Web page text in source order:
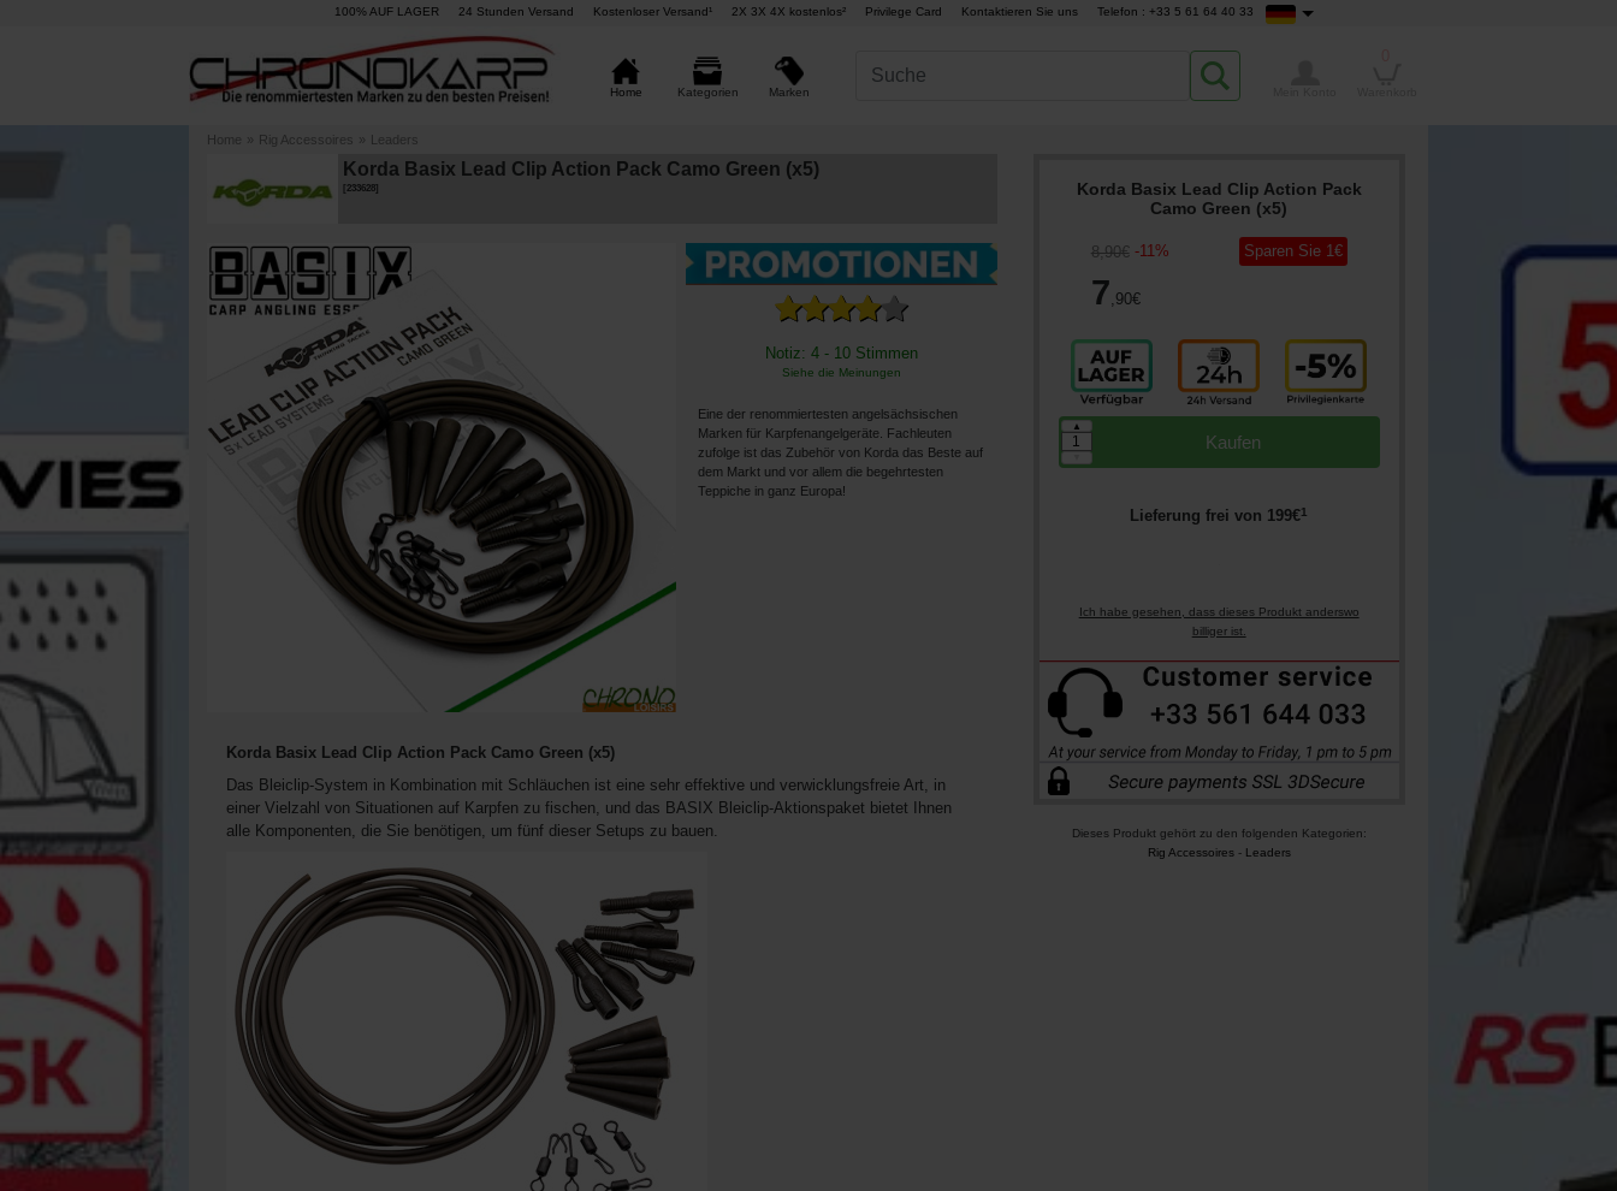
100% AUF LAGER 24 Stunden Versand Kostenloser Versand¹ 2X 3X 4X kostenlos² Privilege Card Kontaktieren Sie uns Telefon : +33 5 61 64 40 33
Home Kategorien Marken
Home » Rig Accessoires » Leaders
Korda Basix Lead Clip Action Pack Camo Green (x5)
233628]
Notiz: 4 - 10 Stimmen
Siehe die Meinungen
Eine der renommiertesten angelsächsischen
Marken für Karpfenangelgeräte. Fachleuten
zufolge ist das Zubehör von Korda das Beste auf
dem Markt und vor allem die begehrtesten
Teppiche in ganz Europa!
Korda Basix Lead Clip Action Pack
Camo Green (x5)
8,90€ -11%
7,90€
Sparen Sie 1€
Kaufen
▲
Lieferung frei von 199€1
Ich habe gesehen, dass dieses Produkt anderswo
billiger ist.
Dieses Produkt gehört zu den folgenden Kategorien:
Rig Accessoires- Leaders
Korda Basix Lead Clip Action Pack Camo Green (x5)
Das Bleiclip-System in Kombination mit Schläuchen ist eine sehr effektive und verwicklungsfreie Art, in
einer Vielzahl von Situationen auf Karpfen zu fischen, und das BASIX Bleiclip-Aktionspaket bietet Ihnen
alle Komponenten, die Sie benötigen, um fünf dieser Setups zu bauen.